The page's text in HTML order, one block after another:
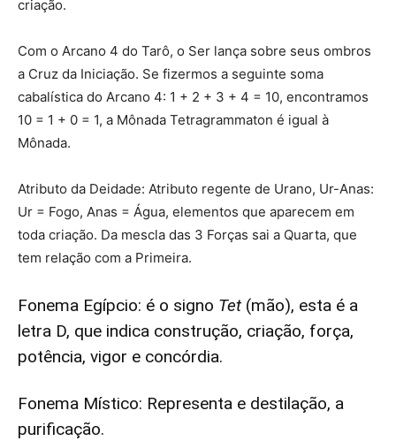
criação.
Com o Arcano 4 do Tarô, o Ser lança sobre seus ombros
a Cruz da Iniciação. Se fizermos a seguinte soma
cabalística do Arcano 4: 1 + 2 + 3 + 4 = 10, encontramos
10 = 1 + 0 = 1, a Mônada Tetragrammaton é igual à
Mônada.
Atributo da Deidade: Atributo regente de Urano, Ur-Anas:
Ur = Fogo, Anas = Água, elementos que aparecem em
toda criação. Da mescla das 3 Forças sai a Quarta, que
tem relação com a Primeira.
Fonema Egípcio: é o signo Tet (mão), esta é a
letra D, que indica construção, criação, força,
potência, vigor e concórdia.
Fonema Místico: Representa e destilação, a
purificação.